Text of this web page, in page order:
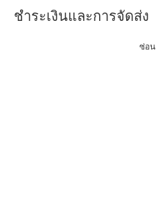
ชำระเงินและการจัดส่ง
ซ่อน